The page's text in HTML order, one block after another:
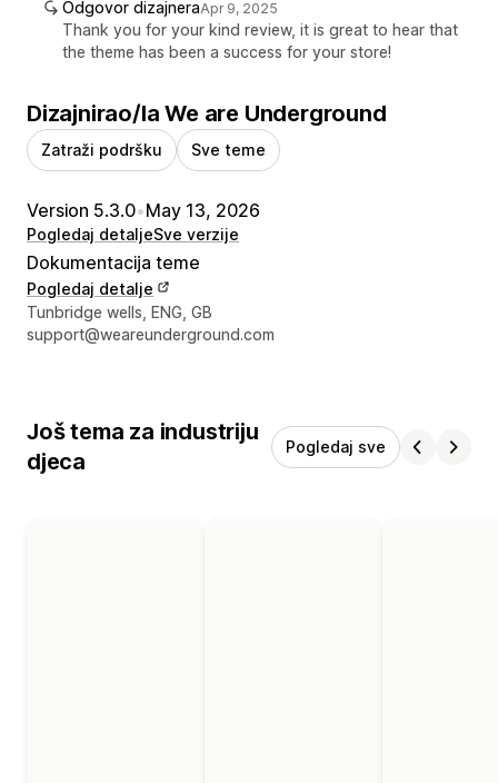
Odgovor dizajneraApr 9, 2025
Thank you for your kind review, it is great to hear that
the theme has been a success for your store!
Dizajnirao/la We are Underground
Zatraži podršku Sve teme
Version 5.3.0•May 13, 2026
Pogledaj detaljeSve verzije
Dokumentacija teme
Pogledaj detalje
Podaci za kontakt dizajnera
Tunbridge wells, ENG, GB
support@weareunderground.com
Još tema za industriju
djeca
Pogledaj sve